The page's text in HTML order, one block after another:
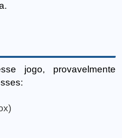
jogo, provavelmente